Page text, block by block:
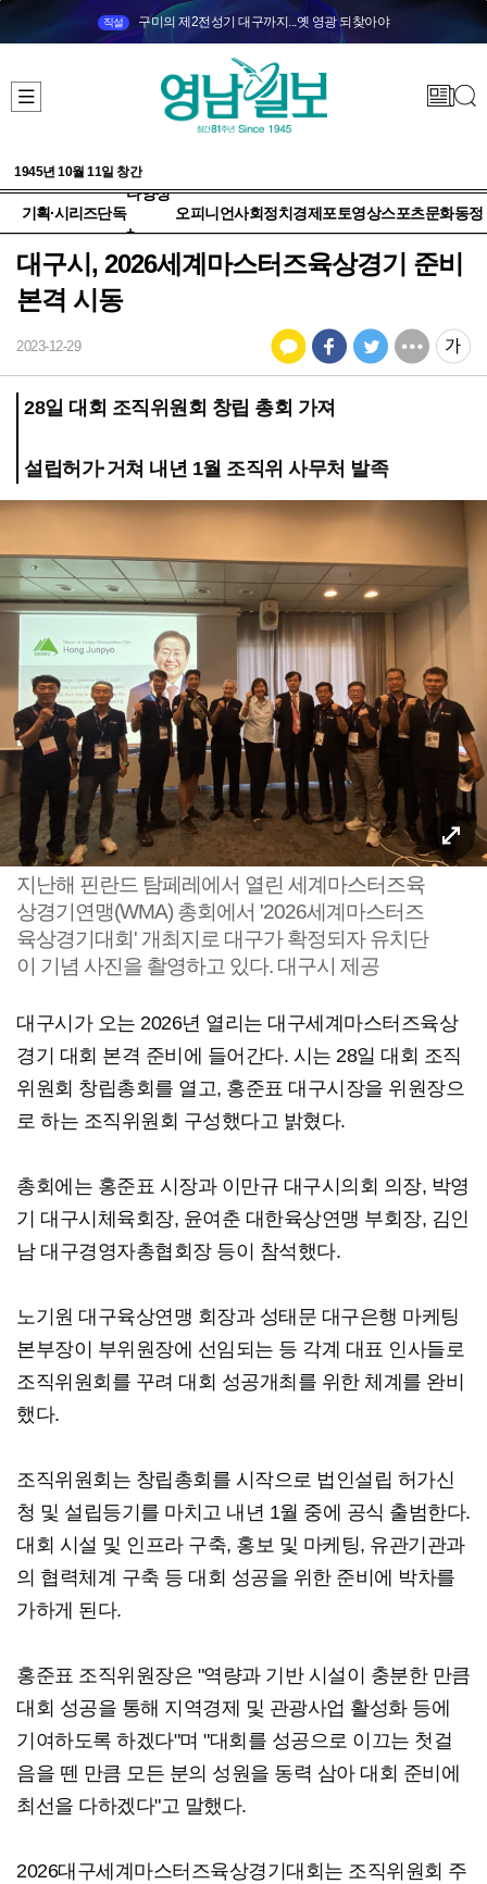
직설 구미의 제2전성기 대구까지...옛 영광 되찾아야
1945년 10월 11일 창간
기획·시리즈단독
다양성
+
오피니언사회정치 경제 포토영상스포츠문화동정
대구시, 2026세계마스터즈육상경기 준비
본격 시동
2023-12-29
28일 대회 조직위원회 창립 총회 가져
설립허가·거쳐 내년 1월 조직위 사무처 발족
지난해 핀란드 탐페레에서 열린 세계마스터즈육
상경기연맹(WMA) 총회에서 '2026세계마스터즈
육상경기대회' 개최지로 대구가 확정되자 유치단
이 기념 사진을 촬영하고 있다. 대구시 제공
대구시가 오는 2026년 열리는 대구세계마스터즈육상
경기 대회 본격 준비에 들어간다. 시는 28일 대회 조직
위원회 창립총회를 열고, 홍준표 대구시장을 위원장으
로 하는 조직위원회 구성했다고 밝혔다.
총회에는 홍준표 시장과 이만규 대구시의회 의장, 박영
기 대구시체육회장, 윤여춘 대한육상연맹 부회장, 김인
남 대구경영자총협회장 등이 참석했다.
노기원 대구육상연맹 회장과 성태문 대구은행 마케팅
본부장이 부위원장에 선임되는 등 각계 대표 인사들로
조직위원회를 꾸려 대회 성공개최를 위한 체계를 완비
했다.
조직위원회는 창립총회를 시작으로 법인설립 허가신
청 및 설립등기를 마치고 내년 1월 중에 공식 출범한다.
대회 시설 및 인프라 구축, 홍보 및 마케팅, 유관기관과
의 협력체계 구축 등 대회 성공을 위한 준비에 박차를
가하게 된다.
홍준표 조직위원장은 "역량과 기반 시설이 충분한 만큼
대회 성공을 통해 지역경제 및 관광사업 활성화 등에
기여하도록 하겠다"며 "대회를 성공으로 이끄는 첫걸
음을 뗀 만큼 모든 분의 성원을 동력 삼아 대회 준비에
최선을 다하겠다"고 말했다.
2026대구세계마스터즈육상경기대회는 조직위원회 주